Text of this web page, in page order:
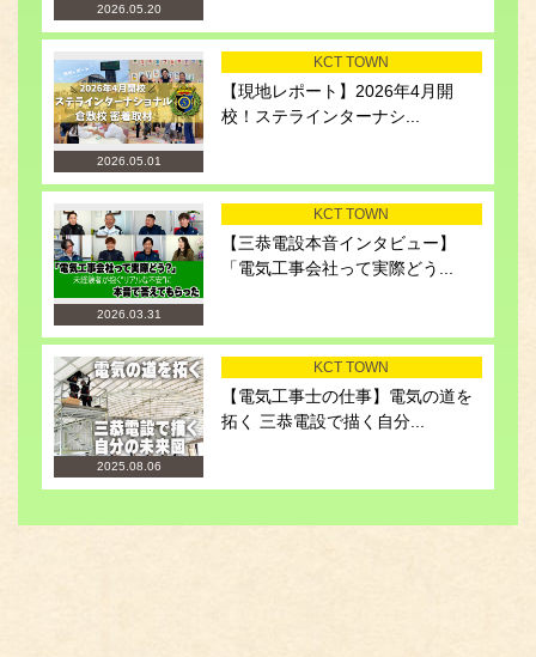
2026.05.20
2026.05.01
KCT TOWN
【現地レポート】2026年4月開
校！ステラインターナシ...
2026.03.31
KCT TOWN
【三恭電設本音インタビュー】
「電気工事会社って実際どう...
2025.08.06
KCT TOWN
【電気工事士の仕事】電気の道を
拓く 三恭電設で描く自分...